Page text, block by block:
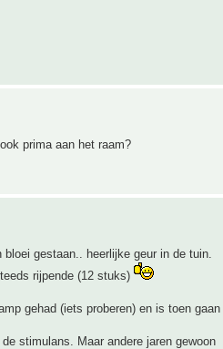
prima aan het raam?
gestaan.. heerlijke geur in de tuin.
rijpende (12 stuks)
gehad (iets proberen) en is toen gaan
stimulans. Maar andere jaren gewoon